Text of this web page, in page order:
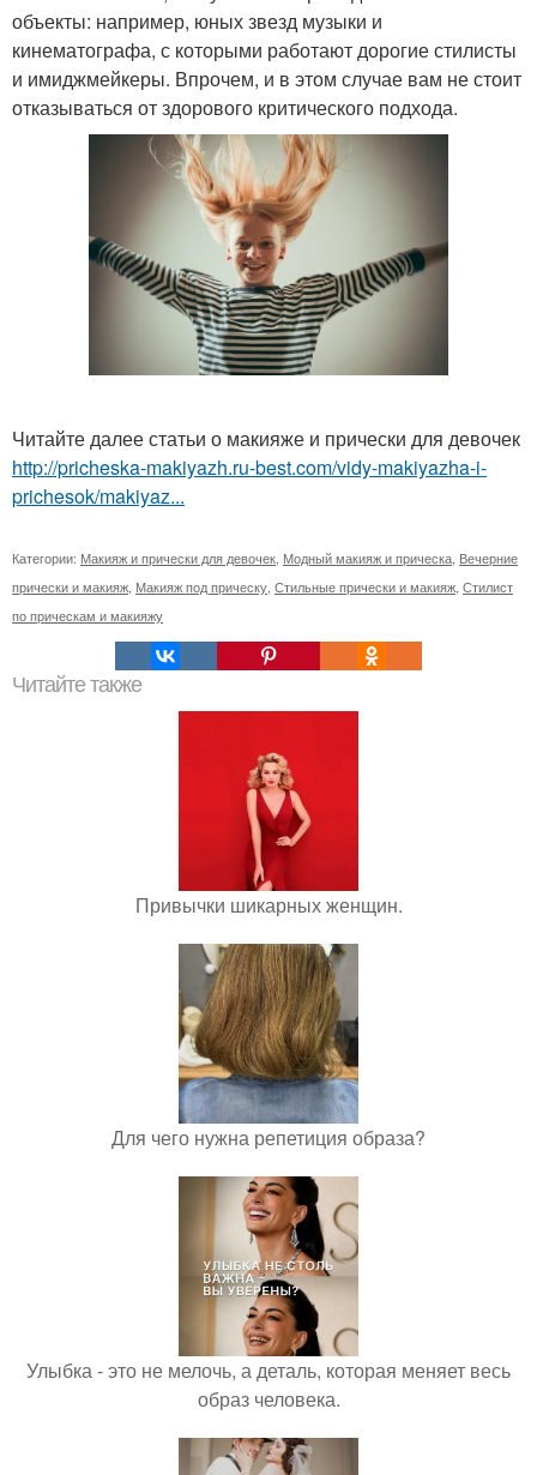
объекты: например, юных звезд музыки и
кинематографа, с которыми работают дорогие стилисты
и имиджмейкеры. Впрочем, и в этом случае вам не стоит
отказываться от здорового критического подхода.
Читайте далее статьи о макияже и прически для девочек
http://pricheska-makiyazh.ru-best.com/vidy-makiyazha-i-
prichesok/makiyaz...
Категории: Макияж и прически для девочек Модный макияж и прическа Вечерние
прически и макияж Макияж под прическу Стильные прически и макияж Стилист
по прическам и макияжу
Читайте также
Привычки шикарных женщин.
Для чего нужна репетиция образа?
Улыбка - это не мелочь, а деталь, которая меняет весь
образ человека.